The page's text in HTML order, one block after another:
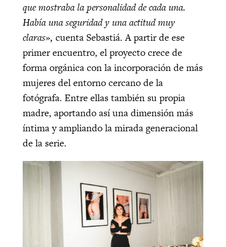
que mostraba la personalidad de cada una.
Había una seguridad y una actitud muy
claras», cuenta Sebastiá. A partir de ese
primer encuentro, el proyecto crece de
forma orgánica con la incorporación de más
mujeres del entorno cercano de la
fotógrafa. Entre ellas también su propia
madre, aportando así una dimensión más
íntima y ampliando la mirada generacional
de la serie.